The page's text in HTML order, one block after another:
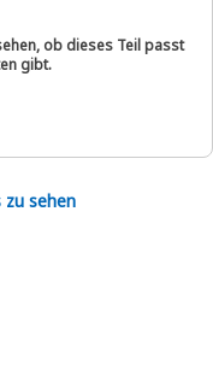
ob dieses Teil passt
gibt.
zu sehen